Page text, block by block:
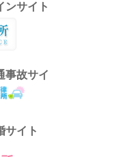
ンサイト
事故サイ
サイト